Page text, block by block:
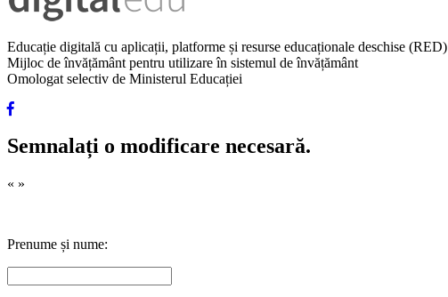
Educație digitală cu aplicații, platforme și resurse educaționale deschise (RED)
Mijloc de învățământ pentru utilizare în sistemul de învățământ
Omologat selectiv de Ministerul Educației
Semnalați o modificare necesară.
« »
Prenume și nume: